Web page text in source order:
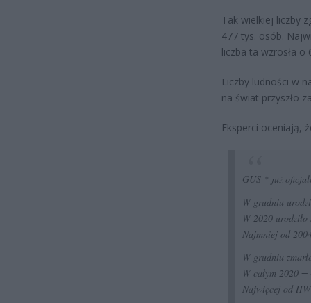
Tak wielkiej liczby
477 tys. osób.
liczba ta wzrosła o
Liczby ludności w
na świat przyszło
Eksperci oceniają,
GUS * już
W grudniu
W 2020
Najmniej od
W grudniu
W całym 2020
Najwięcej od